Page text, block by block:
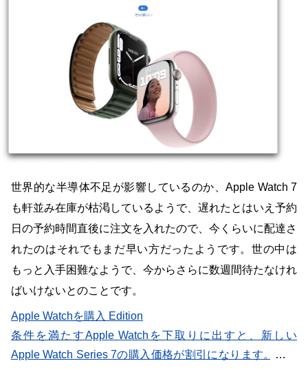
世界的な半導体不足が影響しているのか、Apple Watch 7
も軒並み在庫が枯渇しているようで、遅れたとはいえ予約
日の予約時間直後に注文を入れたので、今くらいに配達さ
れたのはそれでもまだ早い方だったようです。世の中は
もっと入手困難なようで、今からさらに数週間待たなけれ
ばいけないとのことです。
Apple Watchを購入 Edition
条件を満たすApple Watchを下取りに出すと、新しい
Apple Watch Series 7の購入価格が割引になります。オン